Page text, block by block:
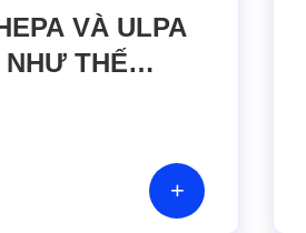
VÀ ULPA
THẾ
+